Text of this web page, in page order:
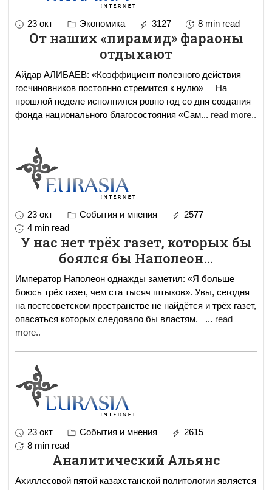
23 окт Экономика 3127 8 min read
От наших «пирамид» фараоны
отдыхают
Айдар АЛИБАЕВ: «Коэффициент полезного действия
госчиновников постоянно стремится к нулю» На
прошлой неделе исполнился ровно год со дня создания
фонда национального благосостояния «Сам... read more..
23 окт События и мнения
2577
4 min read
У нас нет трёх газет, которых бы
боялся бы Наполеон…
Император Наполеон однажды заметил: «Я больше
боюсь трёх газет, чем ста тысяч штыков». Увы, сегодня
на постсоветском пространстве не найдётся и трёх газет,
опасаться которых следовало бы властям. ... read
more..
23 окт События и мнения
2615
8 min read
Аналитический Альянс
Ахиллесовой пятой казахстанской политологии является